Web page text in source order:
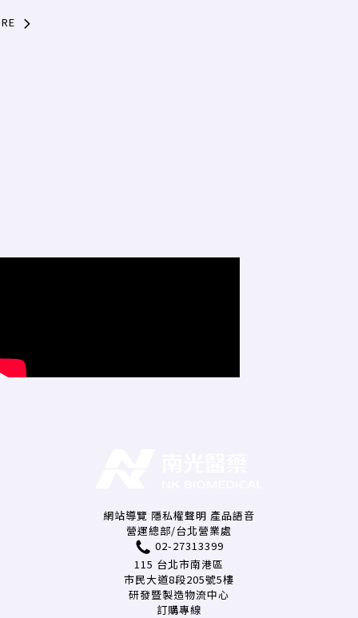
網站導覽 隱私權聲明 產品語音
營運總部/台北營業處
02-27313399
115 台北市南港區
市民大道8段205號5樓
研發暨製造物流中心
訂購專線